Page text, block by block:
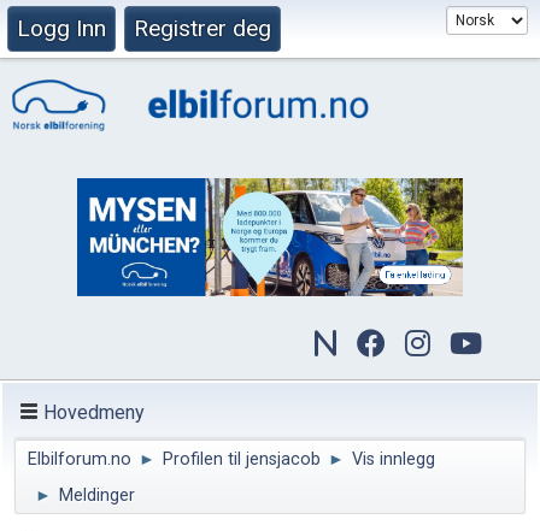
Logg Inn Registrer deg
Hovedmeny
Elbilforum.no ► Profilen til jensjacob ► Vis innlegg
►
Meldinger